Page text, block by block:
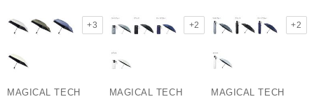
+3
MAGICAL TECH
+2
MAGICAL TECH
+2
MAGICAL TECH